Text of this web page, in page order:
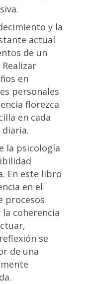
y la
actual
de un
en
personales
florezca
en cada
la psicología
. En este libro
en el
procesos
coherencia
se
de una
.